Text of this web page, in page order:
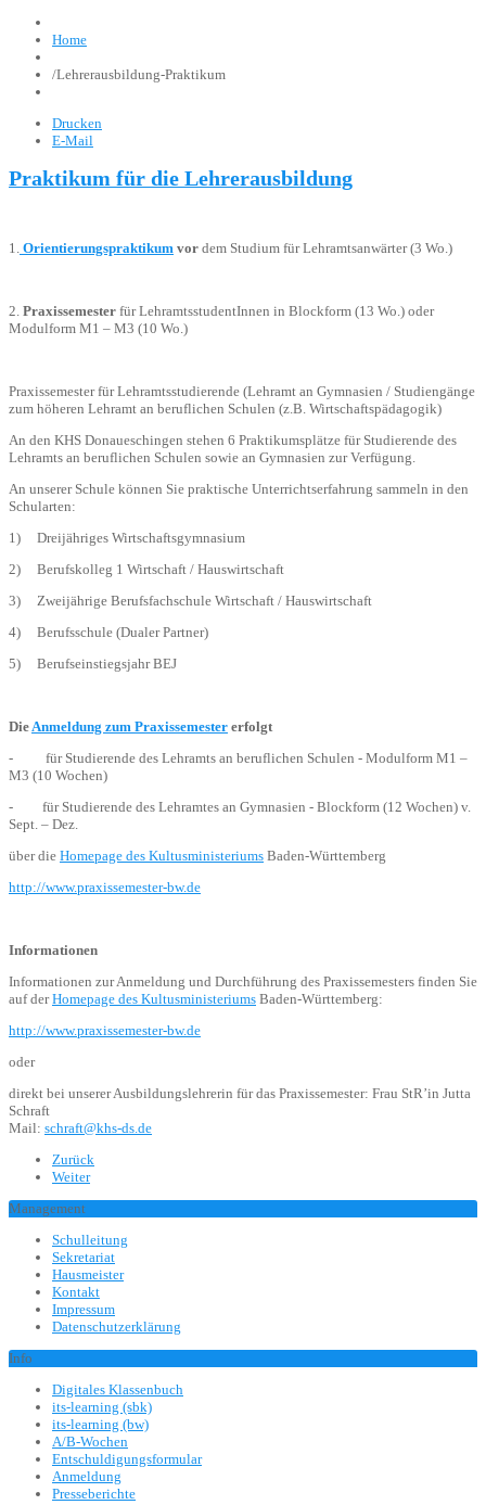
Home
/Lehrerausbildung-Praktikum
Drucken
E-Mail
Praktikum für die Lehrerausbildung
1. Orientierungspraktikum vor dem Studium für Lehramtsanwärter (3 Wo.)
2. Praxissemester für LehramtsstudentInnen in Blockform (13 Wo.) oder
Modulform M1 – M3 (10 Wo.)
Praxissemester für Lehramtsstudierende (Lehramt an Gymnasien / Studiengänge
zum höheren Lehramt an beruflichen Schulen (z.B. Wirtschaftspädagogik)
An den KHS Donaueschingen stehen 6 Praktikumsplätze für Studierende des
Lehramts an beruflichen Schulen sowie an Gymnasien zur Verfügung.
An unserer Schule können Sie praktische Unterrichtserfahrung sammeln in den
Schularten:
1) Dreijähriges Wirtschaftsgymnasium
2) Berufskolleg 1 Wirtschaft / Hauswirtschaft
3) Zweijährige Berufsfachschule Wirtschaft / Hauswirtschaft
4) Berufsschule (Dualer Partner)
5) Berufseinstiegsjahr BEJ
DieAnmeldung zum Praxissemester erfolgt
- für Studierende des Lehramts an beruflichen Schulen - Modulform M1 –
M3 (10 Wochen)
- für Studierende des Lehramtes an Gymnasien - Blockform (12 Wochen) v.
Sept. – Dez.
über die Homepage des Kultusministeriums Baden-Württemberg
http://www.praxissemester-bw.de
Informationen
Informationen zur Anmeldung und Durchführung des Praxissemesters finden Sie
auf derHomepage des Kultusministeriums Baden-Württemberg:
http://www.praxissemester-bw.de
oder
direkt bei unserer Ausbildungslehrerin für das Praxissemester: Frau StR’in Jutta
Schraft
Mail: schraft@khs-ds.de
Zurück
Weiter
Management
Schulleitung
Sekretariat
Hausmeister
Kontakt
Impressum
Datenschutzerklärung
Info
Digitales Klassenbuch
its-learning (sbk)
its-learning (bw)
A/B-Wochen
Entschuldigungsformular
Anmeldung
Presseberichte